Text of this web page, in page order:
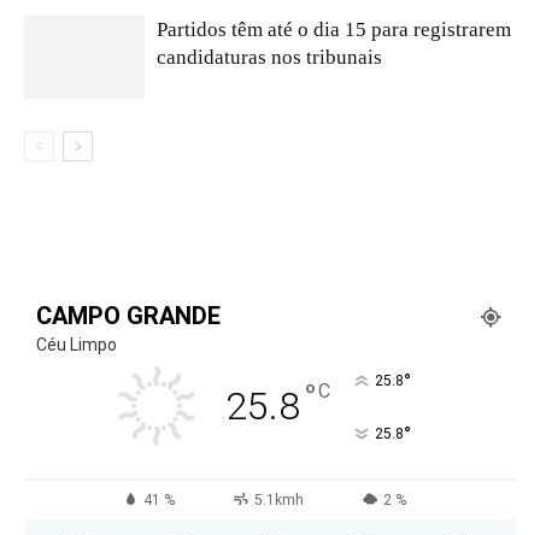
Partidos têm até o dia 15 para registrarem
candidaturas nos tribunais
CAMPO GRANDE
Céu Limpo
25.8°C 25.8°
25.8°
41 % 5.1kmh 2 %